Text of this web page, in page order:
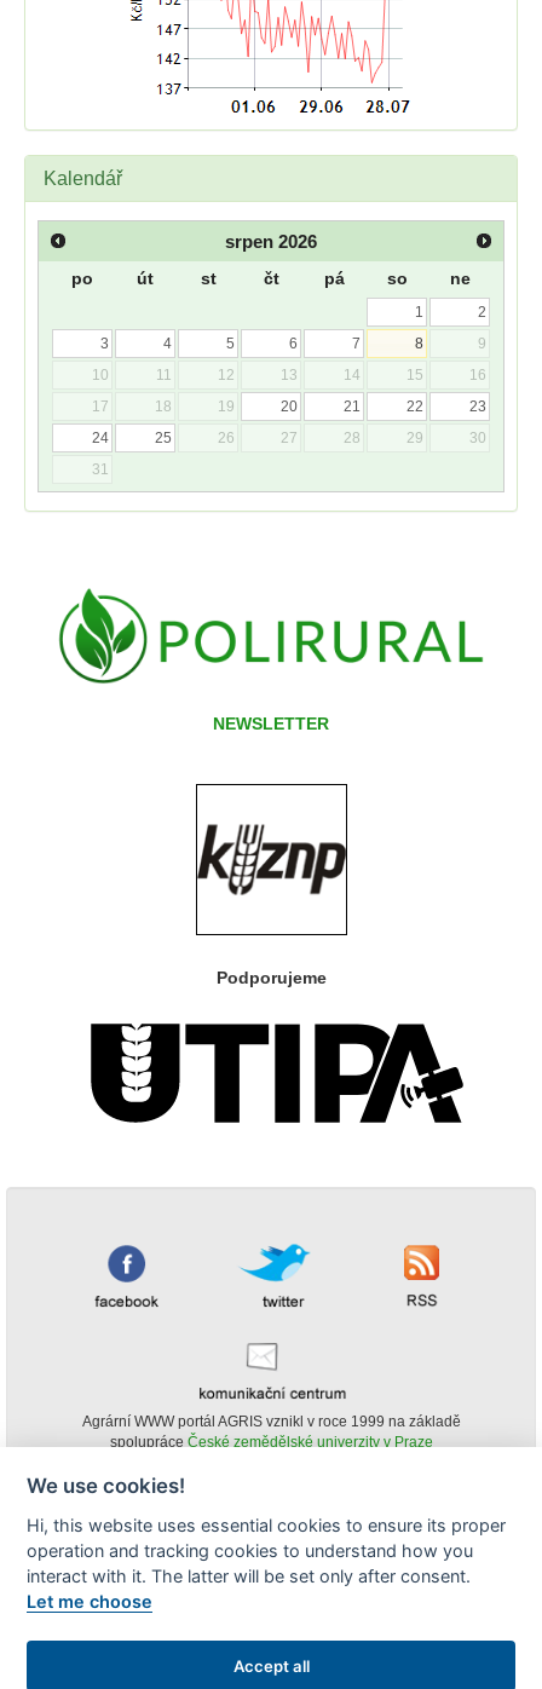
Kalendář
srpen 2026
po út st čt pá so ne
1
2
3
4 5 6 7 8
9
10
11 12 13 14 15
16
17
18 19 20 21 22
23
24
25 26 27 28 29
30
31
NEWSLETTER
Podporujeme
Agrární WWW portál AGRIS vznikl v roce 1999 na základě
spolupráce České zemědělské univerzity v Praze
obsahu agrárního WWW portálu AGRIS je možné
(pokud není uvedeno jinak) pouze za podmínky uvedení zdroje v podobě
www.agris.cz a data publikace v AGRISu.
We use cookies!
Hi, this website uses essential cookies to ensure its proper
operation and tracking cookies to understand how you
interact with it. The latter will be set only after consent.
Let me choose
Accept all